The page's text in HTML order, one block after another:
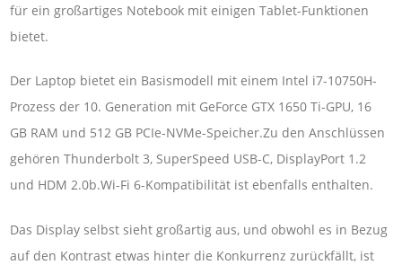
für ein großartiges Notebook mit einigen Tablet-Funktionen
bietet.
Der Laptop bietet ein Basismodell mit einem Intel i7-10750H-
Prozess der 10. Generation mit GeForce GTX 1650 Ti-GPU, 16
GB RAM und 512 GB PCIe-NVMe-Speicher.Zu den Anschlüssen
gehören Thunderbolt 3, SuperSpeed ​​USB-C, DisplayPort 1.2
und HDM 2.0b.Wi-Fi 6-Kompatibilität ist ebenfalls enthalten.
Das Display selbst sieht großartig aus, und obwohl es in Bezug
auf den Kontrast etwas hinter die Konkurrenz zurückfällt, ist